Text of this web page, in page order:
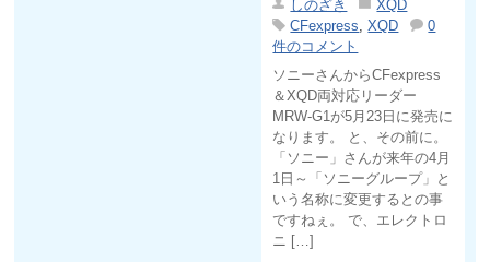
しのざき
XQD
CFexpress ,XQD
0
件のコメント
ソニーさんからCFexpress
＆XQD両対応リーダー
MRW-G1が5月23日に発売に
なります。 と、その前に。
「ソニー」さんが来年の4月
1日～「ソニーグループ」と
いう名称に変更するとの事
ですねぇ。 で、エレクトロ
ニ […]